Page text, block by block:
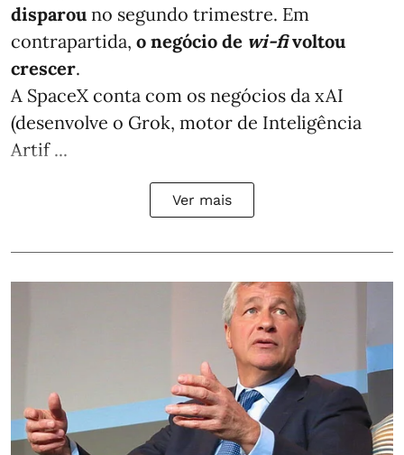
disparou no segundo trimestre. Em
contrapartida, o negócio de wi-fivoltou
crescer.
A SpaceX conta com os negócios da xAI
(desenvolve o Grok, motor de Inteligência
Artif ...
Ver mais